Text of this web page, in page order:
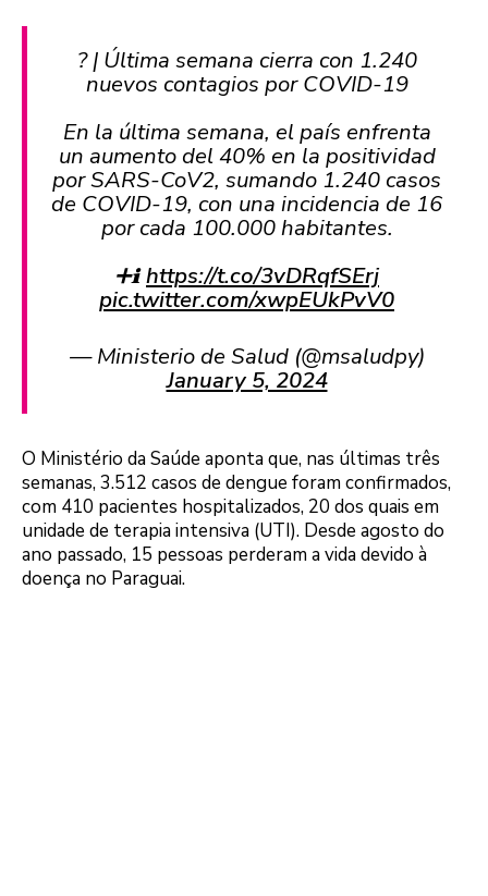
? | Última semana cierra con 1.240
nuevos contagios por COVID-19
En la última semana, el país enfrenta
un aumento del 40% en la positividad
por SARS-CoV2, sumando 1.240 casos
de COVID-19, con una incidencia de 16
por cada 100.000 habitantes.
➕ℹ️https://t.co/3vDRqfSErj
pic.twitter.com/xwpEUkPvV0
— Ministerio de Salud (@msaludpy)
January 5, 2024
O Ministério da Saúde aponta que, nas últimas três
semanas, 3.512 casos de dengue foram confirmados,
com 410 pacientes hospitalizados, 20 dos quais em
unidade de terapia intensiva (UTI). Desde agosto do
ano passado, 15 pessoas perderam a vida devido à
doença no Paraguai.